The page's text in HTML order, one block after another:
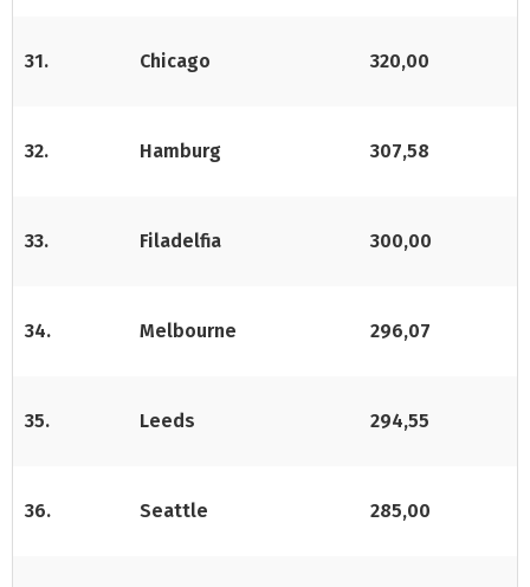
31. Chicago 320,00
32. Hamburg 307,58
33. Filadelfia 300,00
34. Melbourne 296,07
35. Leeds 294,55
36. Seattle 285,00